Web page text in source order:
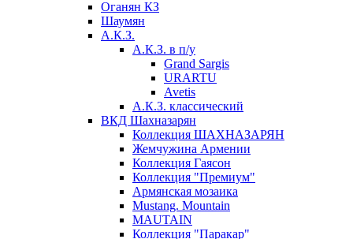
Оганян КЗ
Шаумян
А.К.З.
А.К.З. в п/у
Grand Sargis
URARTU
Avetis
А.К.З. классический
ВКД Шахназарян
Коллекция ШАХНАЗАРЯН
Жемчужина Армении
Коллекция Гаясон
Коллекция "Премиум"
Армянская мозаика
Mustang. Mountain
MAUTAIN
Коллекция "Паракар"